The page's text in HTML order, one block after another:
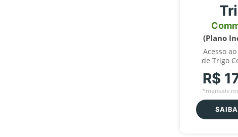
(Plano
Acesso
de Trigo
R$
*mensais